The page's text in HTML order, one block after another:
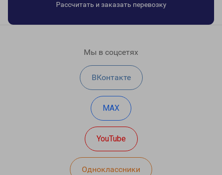
Рассчитать и заказать перевозку
Мы в соцсетях
ВКонтакте
MAX
YouTube
Одноклассники